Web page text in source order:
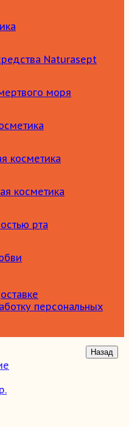
Naturasept
моря
косметика
косметика
рта
персональных